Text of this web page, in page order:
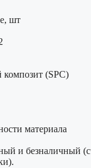
шт
(SPC)
материала
и безналичный